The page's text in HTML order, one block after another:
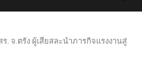
ร. จ.ตรัง ผู้เสียสละนำภารกิจแรงงานสู่